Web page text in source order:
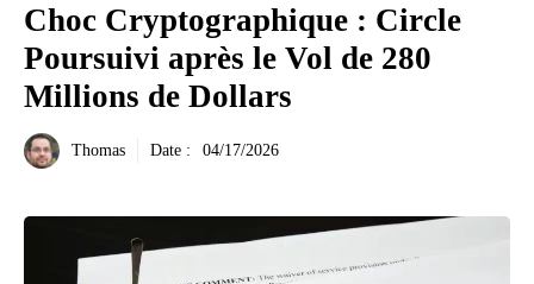
Choc Cryptographique : Circle
Poursuivi après le Vol de 280
Millions de Dollars
Thomas Date : 04/17/2026